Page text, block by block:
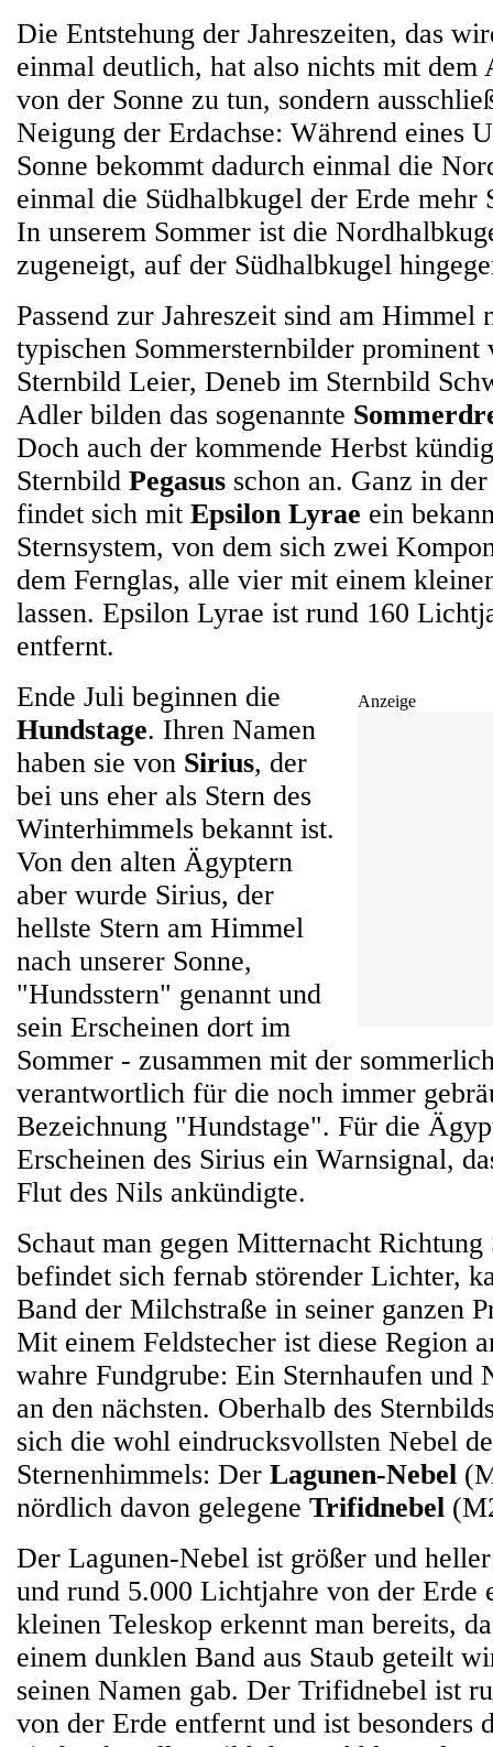
Die Entstehung der Jahreszeiten, das
einmal deutlich, hat also nichts mit dem
von der Sonne zu tun, sondern
Neigung der Erdachse: Während eines
Sonne bekommt dadurch einmal die
einmal die Südhalbkugel der Erde mehr
In unserem Sommer ist die
zugeneigt, auf der Südhalbkugel
Passend zur Jahreszeit sind am Himmel
typischen Sommersternbilder prominent
Sternbild Leier, Deneb im Sternbild
Adler bilden das sogenannte
Doch auch der kommende Herbst
Sternbild Pegasus schon an. Ganz in
findet sich mit Epsilon Lyrae ein
Sternsystem, von dem sich zwei
dem Fernglas, alle vier mit einem
lassen. Epsilon Lyrae ist rund 160
entfernt.
Anzeige
Ende Juli beginnen die
Hundstage. Ihren Namen
haben sie von Sirius, der
bei uns eher als Stern des
Winterhimmels bekannt ist.
Von den alten Ägyptern
aber wurde Sirius, der
hellste Stern am Himmel
nach unserer Sonne,
"Hundsstern" genannt und
sein Erscheinen dort im
Sommer - zusammen mit der
verantwortlich für die noch immer
Bezeichnung "Hundstage". Für die
Erscheinen des Sirius ein Warnsignal,
Flut des Nils ankündigte.
Schaut man gegen Mitternacht Richtung
befindet sich fernab störender Lichter,
Band der Milchstraße in seiner ganzen
Mit einem Feldstecher ist diese Region
wahre Fundgrube: Ein Sternhaufen und
an den nächsten. Oberhalb des
sich die wohl eindrucksvollsten Nebel
Sternenhimmels: Der Lagunen-Nebel
nördlich davon gelegene Trifidnebel
Der Lagunen-Nebel ist größer und
und rund 5.000 Lichtjahre von der Erde
kleinen Teleskop erkennt man bereits,
einem dunklen Band aus Staub geteilt
seinen Namen gab. Der Trifidnebel ist
von der Erde entfernt und ist besonders